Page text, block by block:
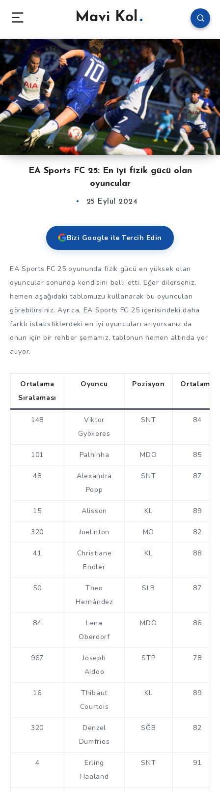
Mavi Kol
EA Sports FC 25: En iyi fizik gücü olan
oyuncular
25 Eylül 2024
Bizi Google ile Tercih Edin
EA Sports FC 25 oyununda fizik gücü en yüksek olan
oyuncular sonunda kendisini belli etti. Eğer dilerseniz,
hemen aşağıdaki tablomuzu kullanarak bu oyuncuları
görebilirsiniz. Ayrıca, EA Sports FC 25 içerisindeki daha
farklı istatistiklerdeki en iyi oyuncuları arıyorsanız da
onun için bir rehber şemamız, tablonun hemen altında yer
alıyor.
Ortalama
Sıralaması
Oyuncu Pozisyon Ortalama
148
Viktor
Gyökeres
SNT 84
101 Palhinha MDO 85
48
Alexandra
Popp
SNT 87
15 Alisson KL 89
320 Joelinton MO 82
41
Christiane
Endler
KL 88
50
Theo
Hernández
SLB 87
84
Lena
Oberdorf
MDO 86
967
Joseph
Aidoo
STP 78
16
Thibaut
Courtois
KL 89
320
Denzel
Dumfries
SĞB 82
4
Erling
Haaland
SNT 91